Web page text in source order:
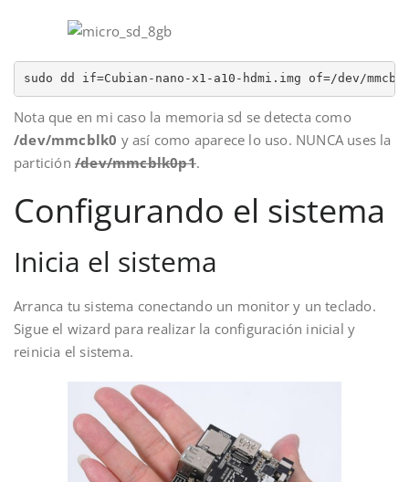
sudo dd if=Cubian-nano-x1-a10-hdmi.img of=/dev/
Nota que en mi caso la memoria sd se detecta como
/dev/mmcblk0 y así como aparece lo uso. NUNCA uses la
partición /dev/mmcblk0p1.
Configurando el sistema
Inicia el sistema
Arranca tu sistema conectando un monitor y un teclado.
Sigue el wizard para realizar la configuración inicial y
reinicia el sistema.